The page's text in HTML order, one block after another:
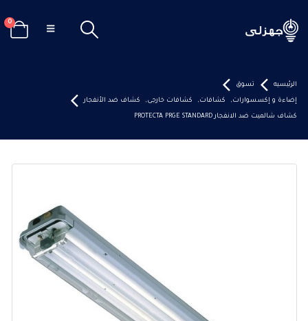
0
الرئيسيه تسوق
إضاءة و إكسسوارات, كشافات, كشافات خارجى, كشاف ضد الأنفجار
كشاف شالميت ضد الانفجار PROTECTA PRGE STANDARD